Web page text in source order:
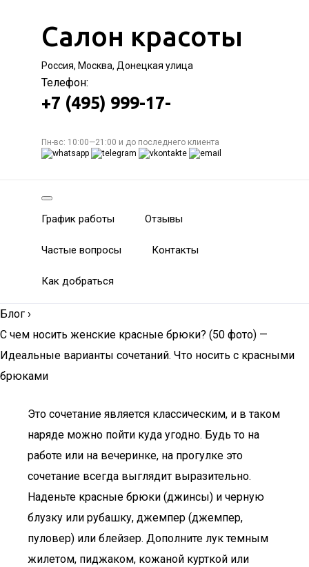
Салон красоты
Россия, Москва, Донецкая улица
Телефон:
+7 (495) 999-17-
Пн-вс: 10:00—21:00 и до последнего клиента
График работы Отзывы
Частые вопросы Контакты
Как добраться
Блог ›
С чем носить женские красные брюки? (50 фото) —
Идеальные варианты сочетаний. Что носить с красными
брюками
Это сочетание является классическим, и в таком
наряде можно пойти куда угодно. Будь то на
работе или на вечеринке, на прогулке это
сочетание всегда выглядит выразительно.
Наденьте красные брюки (джинсы) и черную
блузку или рубашку, джемпер (джемпер,
пуловер) или блейзер. Дополните лук темным
жилетом, пиджаком, кожаной курткой или